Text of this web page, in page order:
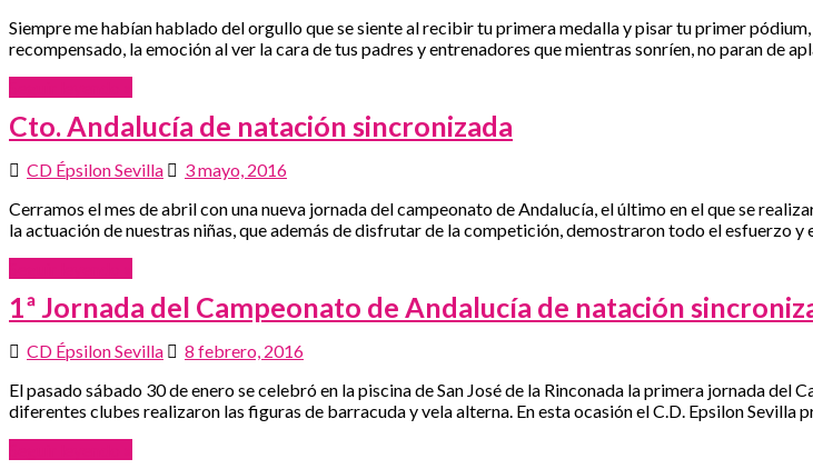
Siempre me habían hablado del orgullo que se siente al recibir tu primera medalla y pisar tu primer
recompensado, la emoción al ver la cara de tus padres y entrenadores que mientras sonríen, no paran de
Cto. Andalucía de natación sincronizada
CD Épsilon Sevilla
3 mayo, 2016
Cerramos el mes de abril con una nueva jornada del campeonato de Andalucía, el último en el que se
la actuación de nuestras niñas, que además de disfrutar de la competición, demostraron todo el esfuerzo
1ª Jornada del Campeonato de Andalucía de natación
CD Épsilon Sevilla
8 febrero, 2016
El pasado sábado 30 de enero se celebró en la piscina de San José de la Rinconada la primera jornada
diferentes clubes realizaron las figuras de barracuda y vela alterna. En esta ocasión el C.D. Epsilon Sevilla